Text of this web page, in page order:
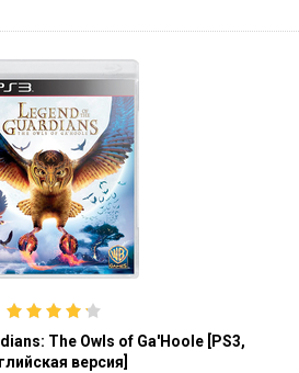
The Owls of Ga'Hoole [PS3,
версия]